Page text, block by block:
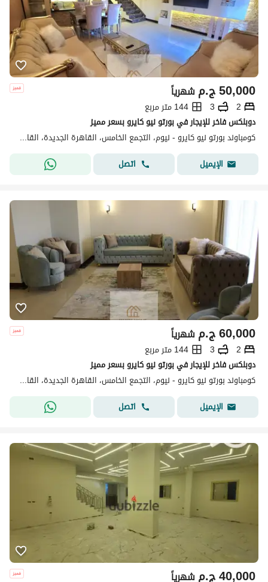
ج.م50,000 شهرياً
2
3
144 متر مربع
دوبلكس فاخر للإيجار في بورتو نيو كايرو بسعر مميز
كومباوند بورتو نيو كايرو - نيوم، التجمع الخامس، القاهرة الجديدة، القاهرة
الإيميل
اتصل
ج.م60,000 شهرياً
2
3
144 متر مربع
دوبلكس فاخر للإيجار في بورتو نيو كايرو بسعر مميز
كومباوند بورتو نيو كايرو - نيوم، التجمع الخامس، القاهرة الجديدة، القاهرة
الإيميل
اتصل
ج.م40,000 شهرياً